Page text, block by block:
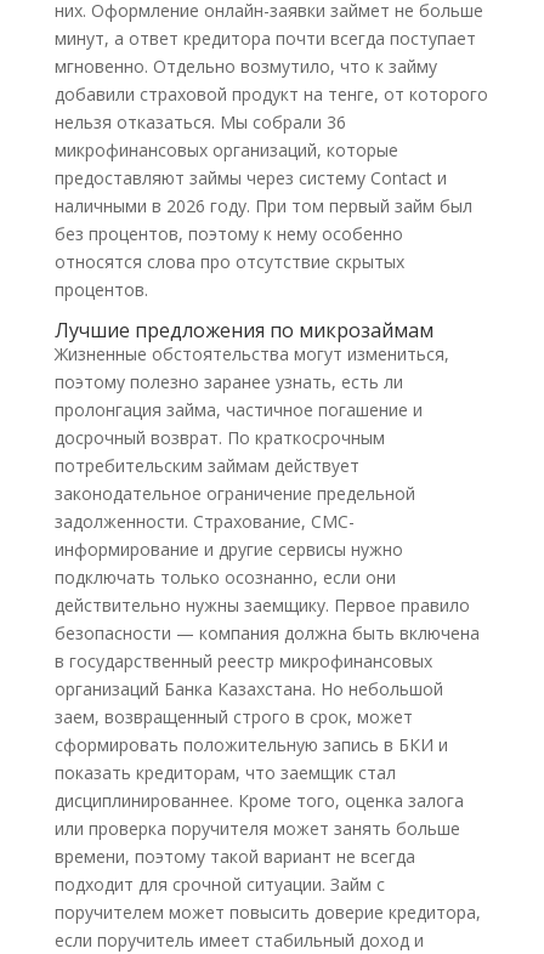
них. Оформление онлайн-заявки займет не больше
минут, а ответ кредитора почти всегда поступает
мгновенно. Отдельно возмутило, что к займу
добавили страховой продукт на тенге, от которого
нельзя отказаться. Мы собрали 36
микрофинансовых организаций, которые
предоставляют займы через систему Contact и
наличными в 2026 году. При том первый займ был
без процентов, поэтому к нему особенно
относятся слова про отсутствие скрытых
процентов.
Лучшие предложения по микрозаймам
Жизненные обстоятельства могут измениться,
поэтому полезно заранее узнать, есть ли
пролонгация займа, частичное погашение и
досрочный возврат. По краткосрочным
потребительским займам действует
законодательное ограничение предельной
задолженности. Страхование, СМС-
информирование и другие сервисы нужно
подключать только осознанно, если они
действительно нужны заемщику. Первое правило
безопасности — компания должна быть включена
в государственный реестр микрофинансовых
организаций Банка Казахстана. Но небольшой
заем, возвращенный строго в срок, может
сформировать положительную запись в БКИ и
показать кредиторам, что заемщик стал
дисциплинированнее. Кроме того, оценка залога
или проверка поручителя может занять больше
времени, поэтому такой вариант не всегда
подходит для срочной ситуации. Займ с
поручителем может повысить доверие кредитора,
если поручитель имеет стабильный доход и